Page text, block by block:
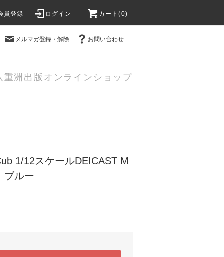
員登録 ログイン カート(0)
メルマガ登録・解除 お問い合わせ
重洲出版オンラインショップ
1/12スケールDEICAST M
ルー